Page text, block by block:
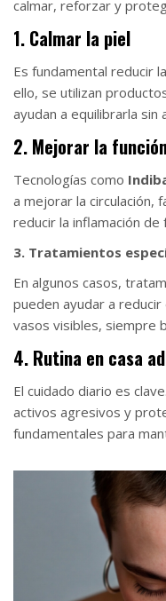
calmar, reforzar y
1. Calmar la piel
Es fundamental reducir
ello, se utilizan
ayudan a equilibrarla sin
2. Mejorar la
Tecnologías como
a mejorar la circulación,
reducir la inflamación
3. Tratamientos
En algunos casos,
pueden ayudar a
vasos visibles, siempre
4. Rutina en casa
El cuidado diario es
activos agresivos y
fundamentales para